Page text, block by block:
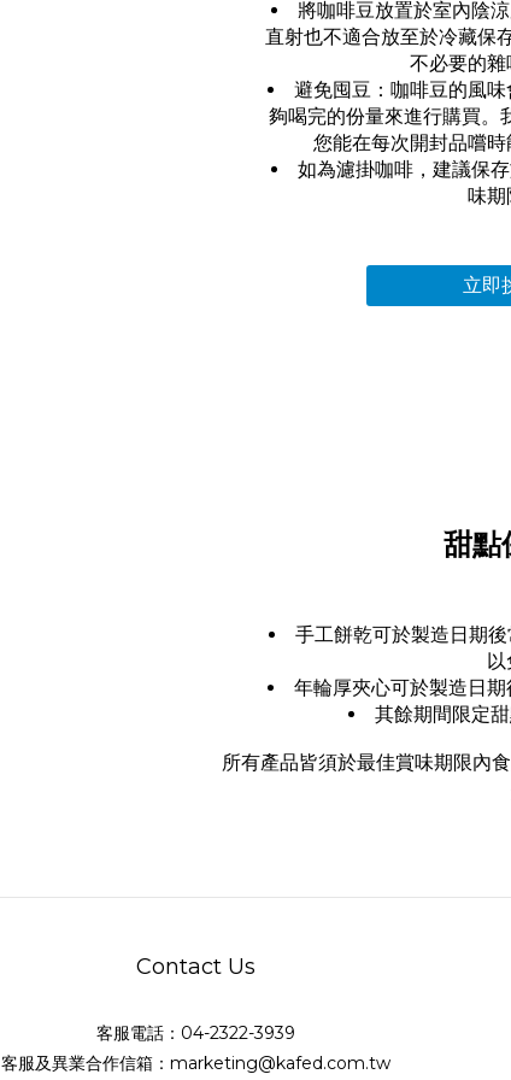
將咖啡豆放置於室內陰
直射也不適合放至於冷藏保
不必要的雜
避免囤豆：咖啡豆的風
夠喝完的份量來進行購買。
您能在每次開封品嚐時
如為濾掛咖啡，建議保
味期
立即
甜點
手工餅乾可於製造日期
以
年輪厚夾心可於製造日
其餘期間限定
所有產品皆須於最佳賞味期限內
Contact Us
客服電話：04-2322-3939
客服及異業合作信箱：marketing@kafed.com.tw